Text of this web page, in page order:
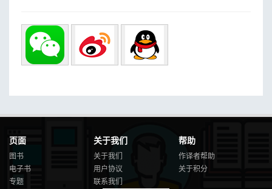
页面
图书
电子书
专题
关于我们
关于我们
用户协议
联系我们
帮助
作译者帮助
关于积分